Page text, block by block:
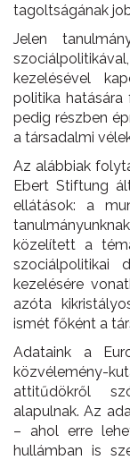
tagoltságának
Jelen
kezelésével
politika hatására
pedig részben
a társadalmi
Az alábbiak
Ebert Stiftung
ellátások: a
tanulmányunknak
közelített a
szociálpolitikai
kezelésére
azóta
ismét főként a
Adataink a
közvélemény-
attitűdökről
alapulnak. Az
– ahol erre
hullámban is